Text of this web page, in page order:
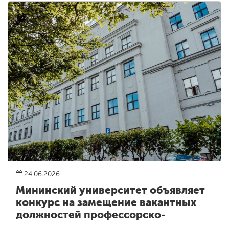
24.06.2026
Мининский университет объявляет
конкурс на замещение вакантных
должностей профессорско-